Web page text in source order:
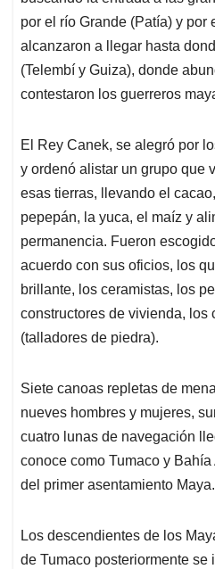
por el río Grande (Patía) y por
alcanzaron a llegar hasta
(Telembí y Guiza), donde
contestaron los guerreros
El Rey Canek, se alegró por
y ordenó alistar un grupo que
esas tierras, llevando el
pepepán, la yuca, el maíz y
permanencia. Fueron
acuerdo con sus oficios, los
brillante, los ceramistas, los
constructores de vivienda, los
(talladores de piedra).
Siete canoas repletas de
nueves hombres y mujeres,
cuatro lunas de navegación
conoce como Tumaco y
del primer asentamiento Maya.
Los descendientes de los
de Tumaco posteriormente se